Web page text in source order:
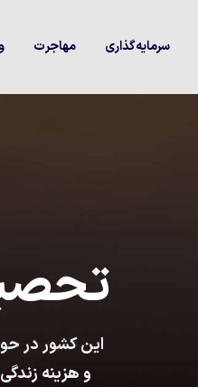
سرمایه‌گذاری مهاجرت
این کشور در
و هزینه